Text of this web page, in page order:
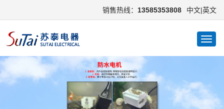
中文|英文
销售热线： 13585353808
切